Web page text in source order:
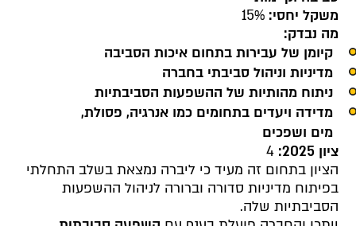
משקל יחסי: 15%
מה נבדק:
קיומן של עבירות בתחום איכות הסביבה
מדיניות וניהול סביבתי בחברה
ניתוח מהותיות של ההשפעות הסביבתיות
מדידה ויעדים בתחומים כמו אנרגיה, פסולת,
מים ושפכים
ציון 2025:
4
הציון בתחום זה מעיד כי ליברה נמצאת בשלב התחלתי
בפיתוח מדיניות סדורה וברורה לניהול ההשפעות
הסביבתיות שלה.